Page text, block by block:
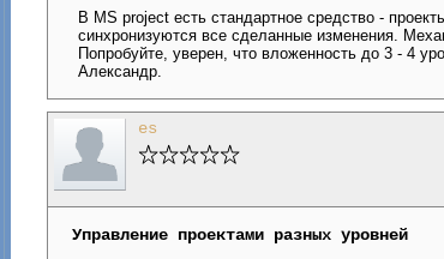
В MS project есть стандартное средство -
синхронизуются все сделанные изменения.
Попробуйте, уверен, что вложенность до 3 - 4
Александр.
es
Управление проектами разных уровней